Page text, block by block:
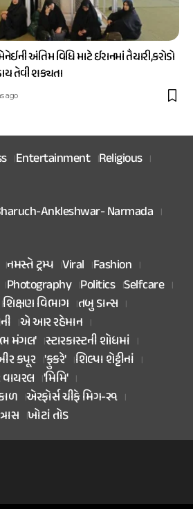
અંતિમ વિધિ માટે ઈરાનમાં તૈયારી,કરોડો
તેવી શક્યતા
ago
Entertainment Religious
Ankleshwar- Narmada
નમસ્તે ટ્રમ્પ Viral Fashion
Photography Politics Selfcare
શિક્ષણ વિભાગ તબુ ડાન્સ
એ આર રહેમાન
મંગલ' સ્ટારકાસ્ટની શોધમાં
કપૂર 'ફુકરે' શિલ્પા શેટ્ટીનાં
વાયરલ 'મિમિ'
એરફોર્સ ચીફે મિગ-૨૧
ખોટાં તોડ